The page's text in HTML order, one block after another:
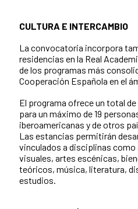
CULTURA E INTERCAMBIO
La convocatoria incorpora
residencias en la Real
de los programas más
Cooperación Española en el
El programa ofrece un total de
para un máximo de 19
iberoamericanas y de otros
Las estancias permitirán
vinculados a disciplinas
visuales, artes escénicas,
teóricos, música, literatura,
estudios.